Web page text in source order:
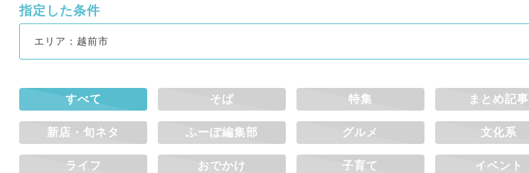
指定した条件
エリア：越前市
すべて そば 特集 まとめ記事
新店・旬ネタ ふーぽ編集部 グルメ 文化系
ライフ おでかけ 子育て イベント